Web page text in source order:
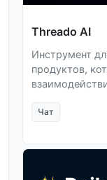
Threado AI
Инструмент
продуктов,
Чат